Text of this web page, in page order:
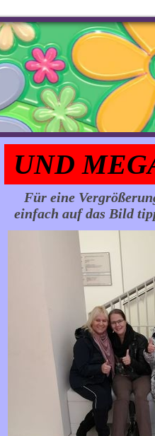
UND
Für eine
einfach auf das Bild